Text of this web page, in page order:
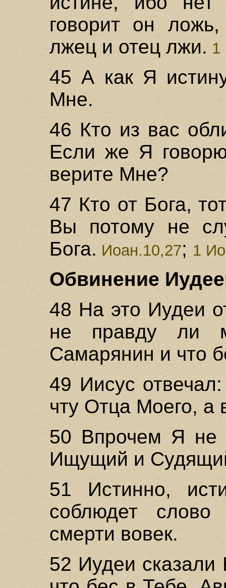
говорит он
лжец и отец лжи.1
45 А как Я
Мне.
46 Кто из вас
Если же Я
верите Мне?
47 Кто от Бога,
Вы потому не
Бога.Иоан.10,27;1
Обвинение
48 На это Иудеи
не правду ли
Самарянин и что
49 Иисус
чту Отца Моего, а
50 Впрочем Я не
Ищущий и
51 Истинно,
соблюдет
смерти вовек.
52 Иудеи